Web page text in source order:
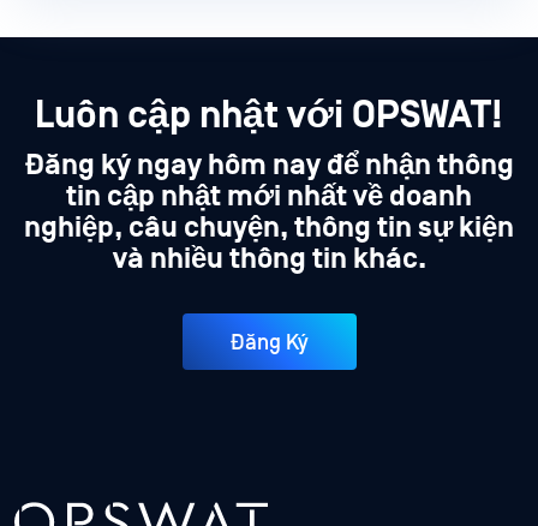
Luôn cập nhật với OPSWAT!
Đăng ký ngay hôm nay để nhận thông
tin cập nhật mới nhất về doanh
nghiệp, câu chuyện, thông tin sự kiện
và nhiều thông tin khác.
Đăng Ký